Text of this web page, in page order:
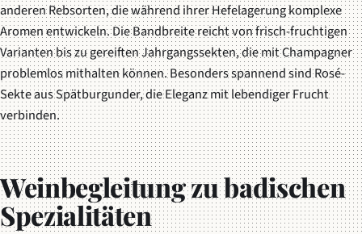
anderen Rebsorten, die während ihrer Hefelagerung komplexe
Aromen entwickeln. Die Bandbreite reicht von frisch-fruchtigen
Varianten bis zu gereiften Jahrgangssekten, die mit Champagner
problemlos mithalten können. Besonders spannend sind Rosé-
Sekte aus Spätburgunder, die Eleganz mit lebendiger Frucht
verbinden.
Weinbegleitung zu badischen
Spezialitäten